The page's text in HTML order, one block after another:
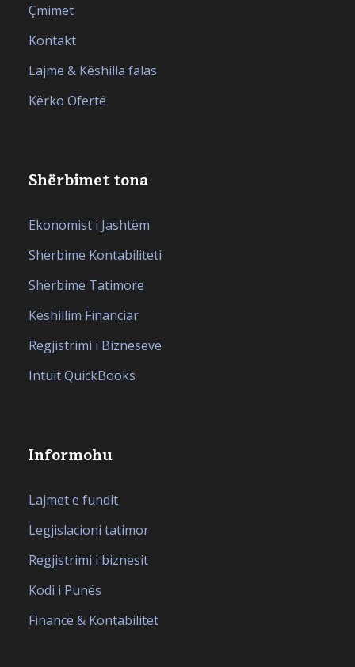
Çmimet
Kontakt
Lajme & Këshilla falas
Kërko Ofertë
Shërbimet tona
Ekonomist i Jashtëm
Shërbime Kontabiliteti
Shërbime Tatimore
Këshillim Financiar
Regjistrimi i Bizneseve
Intuit QuickBooks
Informohu
Lajmet e fundit
Legjislacioni tatimor
Regjistrimi i biznesit
Kodi i Punës
Financë & Kontabilitet